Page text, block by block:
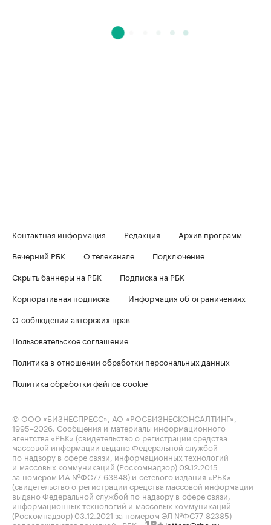
Контактная информация Редакция
Архив программ
Вечерний РБК
О телеканале
Подключение
Скрыть баннеры на РБК
Подписка на РБК
Корпоративная подписка
Информация об ограничениях
О соблюдении авторских прав
Пользовательское соглашение
Политика в отношении обработки персональных данных
Политика обработки файлов cookie
© ООО «БИЗНЕСПРЕСС», АО «РОСБИЗНЕСКОНСАЛТИНГ»,
1995–2026 . Сообщения и материалы информационного
агентства «РБК» (свидетельство о регистрации средства
массовой информации выдано Федеральной службой
по надзору в сфере связи, информационных технологий
и массовых коммуникаций (Роскомнадзор) 09.12.2015
за номером ИА №ФС77-63848) и сетевого издания «РБК»
(свидетельство о регистрации средства массовой информации
выдано Федеральной службой по надзору в сфере связи,
информационных технологий и массовых коммуникаций
(Роскомнадзор) 03.12.2021 за номером ЭЛ №ФС77-82385)